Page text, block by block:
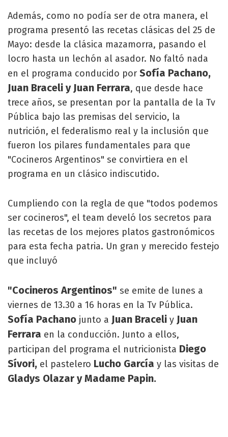
Además, como no podía ser de otra manera, el
programa presentó las recetas clásicas del 25 de
Mayo: desde la clásica mazamorra, pasando el
locro hasta un lechón al asador. No faltó nada
en el programa conducido por Sofía Pachano,
Juan Braceli y Juan Ferrara, que desde hace
trece años, se presentan por la pantalla de la Tv
Pública bajo las premisas del servicio, la
nutrición, el federalismo real y la inclusión que
fueron los pilares fundamentales para que
"Cocineros Argentinos" se convirtiera en el
programa en un clásico indiscutido.
Cumpliendo con la regla de que "todos podemos
ser cocineros", el team develó los secretos para
las recetas de los mejores platos gastronómicos
para esta fecha patria. Un gran y merecido festejo
que incluyó
"Cocineros Argentinos" se emite de lunes a
viernes de 13.30 a 16 horas en la Tv Pública.
Sofía Pachano junto a Juan Braceli y Juan
Ferrara en la conducción. Junto a ellos,
participan del programa el nutricionista Diego
Sívori, el pastelero Lucho García y las visitas de
Gladys Olazar y Madame Papin.